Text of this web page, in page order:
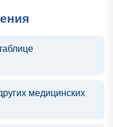
медицинских